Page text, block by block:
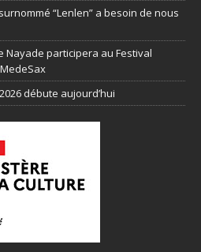
“Lenlen” a besoin de nous
Nayade participera au Festival
débute aujourd’hui